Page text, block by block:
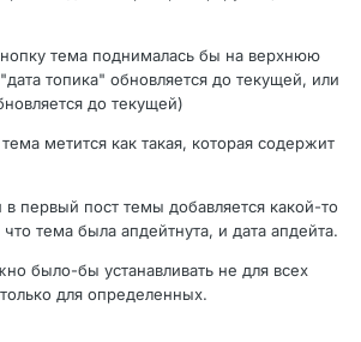
тема поднималась бы на верхнюю
топика" обновляется до текущей, или
до текущей)
метится как такая, которая содержит
первый пост темы добавляется какой-то
тема была апдейтнута, и дата апдейта.
было-бы устанавливать не для всех
для определенных.